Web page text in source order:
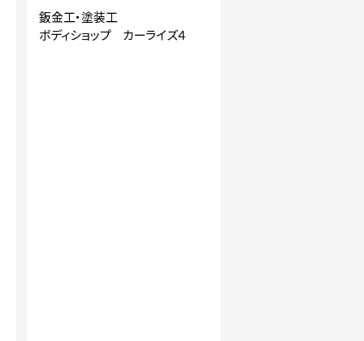
鈑金工・塗装工
ボディショップ カーライズ４